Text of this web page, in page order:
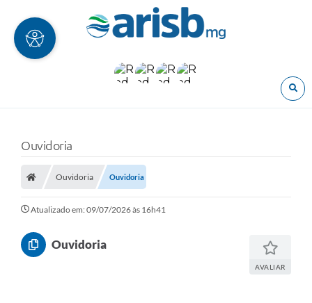
Ouvidoria
Ouvidoria Ouvidoria
Atualizado em: 09/07/2026 às 16h41
Ouvidoria
AVALIAR